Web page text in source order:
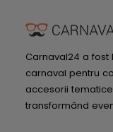
Carnaval24 a fost
carnaval pentru
accesorii
transformând